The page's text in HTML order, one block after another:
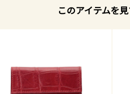
このアイテムを